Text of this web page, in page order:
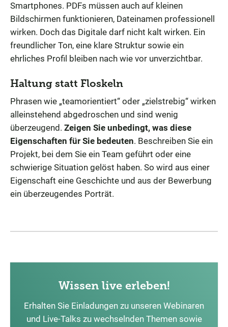
Smartphones. PDFs müssen auch auf kleinen
Bildschirmen funktionieren, Dateinamen professionell
wirken. Doch das Digitale darf nicht kalt wirken. Ein
freundlicher Ton, eine klare Struktur sowie ein
ehrliches Profil bleiben nach wie vor unverzichtbar.
Haltung statt Floskeln
Phrasen wie „teamorientiert“ oder „zielstrebig“ wirken
alleinstehend abgedroschen und sind wenig
überzeugend. Zeigen Sie unbedingt, was diese
Eigenschaften für Sie bedeuten. Beschreiben Sie ein
Projekt, bei dem Sie ein Team geführt oder eine
schwierige Situation gelöst haben. So wird aus einer
Eigenschaft eine Geschichte und aus der Bewerbung
ein überzeugendes Porträt.
Wissen live erleben!
Erhalten Sie Einladungen zu unseren Webinaren
und Live-Talks zu wechselnden Themen sowie